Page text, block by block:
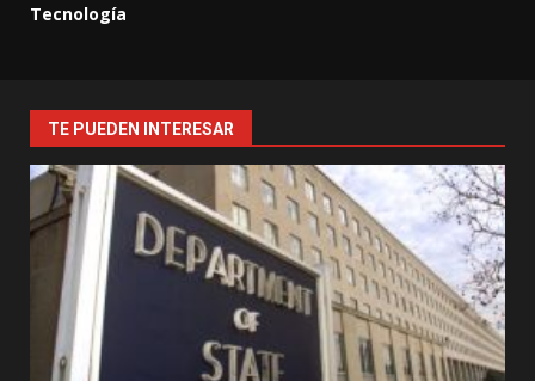
Tecnología
TE PUEDEN INTERESAR